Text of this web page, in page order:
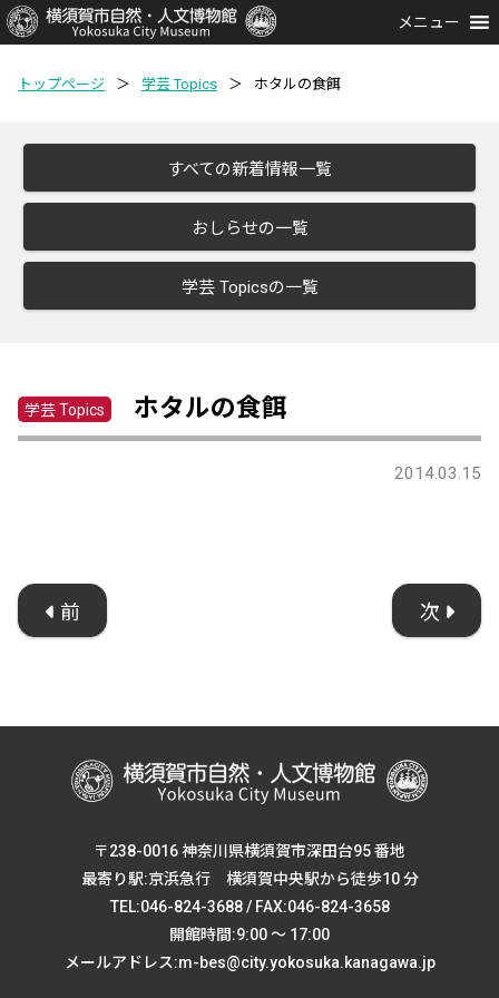
メニュー
トップページ ＞ 学芸 Topics ＞ ホタルの食餌
すべての新着情報一覧
おしらせの一覧
学芸 Topicsの一覧
学芸 Topics ホタルの食餌
2014.03.15
前 次
〒238-0016 神奈川県横須賀市深田台95 番地
最寄り駅:京浜急行 横須賀中央駅から徒歩10 分
TEL:046-824-3688 / FAX:046-824-3658
開館時間:9:00 ～ 17:00
メールアドレス:m-bes@city.yokosuka.kanagawa.jp